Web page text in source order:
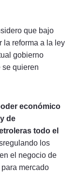
que bajo
la reforma a la ley
gobierno
se quieren
económico
de
todo el
los
el negocio de
mercado